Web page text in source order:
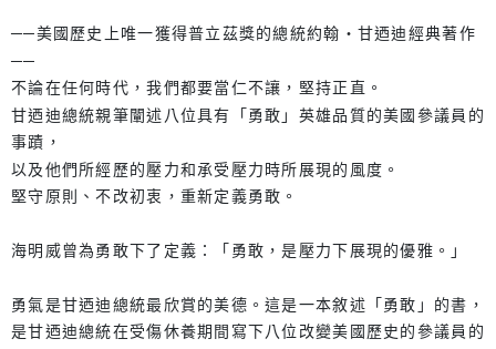
──美國歷史上唯一獲得普立茲獎的總統約翰‧甘迺迪經典著作
──
不論在任何時代，我們都要當仁不讓，堅持正直。
甘迺迪總統親筆闡述八位具有「勇敢」英雄品質的美國參議員的
事蹟，
以及他們所經歷的壓力和承受壓力時所展現的風度。
堅守原則、不改初衷，重新定義勇敢。
海明威曾為勇敢下了定義：「勇敢，是壓力下展現的優雅。」
勇氣是甘迺迪總統最欣賞的美德。這是一本敘述「勇敢」的書，
是甘迺迪總統在受傷休養期間寫下八位改變美國歷史的參議員的